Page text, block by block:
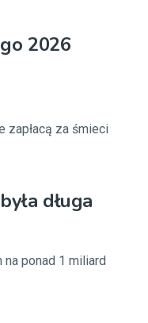
2026
zapłacą za śmieci
długa
ponad 1 miliard